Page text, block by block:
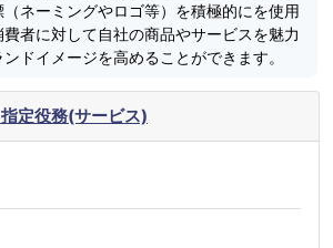
（ネーミングやロゴ等）を積極的にを使用
者に対して自社の商品やサービスを魅力
ドイメージを高めることができます。
定役務(サービス)